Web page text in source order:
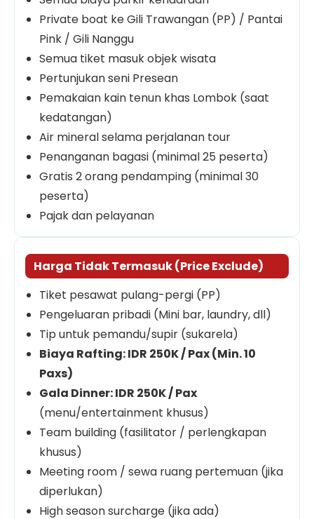
Private boat ke Gili Trawangan (PP) / Pantai
Pink / Gili Nanggu
Semua tiket masuk objek wisata
Pertunjukan seni Presean
Pemakaian kain tenun khas Lombok (saat
kedatangan)
Air mineral selama perjalanan tour
Penanganan bagasi (minimal 25 peserta)
Gratis 2 orang pendamping (minimal 30
peserta)
Pajak dan pelayanan
Harga Tidak Termasuk (Price Exclude)
Tiket pesawat pulang-pergi (PP)
Pengeluaran pribadi (Mini bar, laundry, dll)
Tip untuk pemandu/supir (sukarela)
Biaya Rafting: IDR 250K / Pax (Min. 10
Paxs)
Gala Dinner: IDR 250K / Pax
(menu/entertainment khusus)
Team building (fasilitator / perlengkapan
khusus)
Meeting room / sewa ruang pertemuan (jika
diperlukan)
High season surcharge (jika ada)